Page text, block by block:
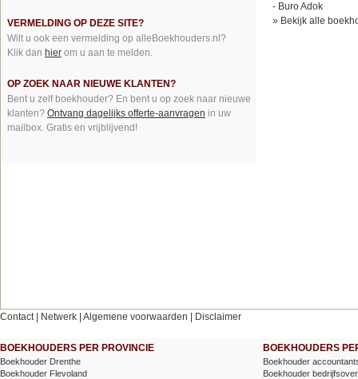
VERMELDING OP DEZE SITE?
Wilt u ook een vermelding op alleBoekhouders.nl?
Klik dan hier om u aan te melden.
OP ZOEK NAAR NIEUWE KLANTEN?
Bent u zelf boekhouder? En bent u op zoek naar nieuwe
klanten? Ontvang dagelijks offerte-aanvragen in uw
mailbox. Gratis en vrijblijvend!
- Buro Adok
» Bekijk alle
Contact| Netwerk Algemene voorwaarden Disclaimer
BOEKHOUDERS PER PROVINCIE
Boekhouder Drenthe
Boekhouder Flevoland
BOEKHOUDERS
Boekhouder
Boekhouder